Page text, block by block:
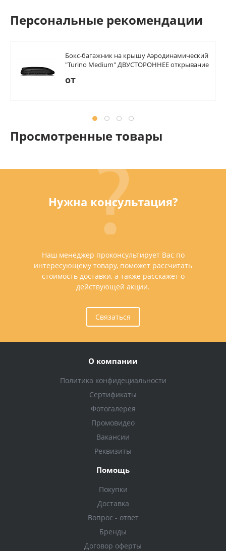
Персональные рекомендации
Бокс-багажник на крышу Аэродинамический
"Turino Medium" ДВУСТОРОННЕЕ открывание
от
Просмотренные товары
Нужна консультация?
Наш менеджер проконсультирует Вас по
интересующему товару, поможет рассчитать
стоимость доставки, а также расскажет о
действующей акции.
Связаться
О компании
Политика конфидециальности
Сертификаты
Фотогалерея
Промовидео
Вакансии
Реквизиты
Помощь
Покупки
Доставка
Вопрос - ответ
Бренды
Договор оферты